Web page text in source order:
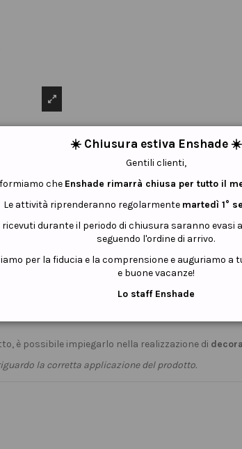
possiede un leggero strato
è possibile impiegarlo nella realizzazione di
la corretta applicazione del prodotto.
☀️ Chiusura estiva Enshade ☀️
Gentili clienti,
che Enshade rimarrà chiusa per tutto il
Le attività riprenderanno regolarmente martedì 1°
ricevuti durante il periodo di chiusura saranno evasi
seguendo l'ordine di arrivo.
per la fiducia e la comprensione e auguriamo a
e buone vacanze!
Lo staff Enshade